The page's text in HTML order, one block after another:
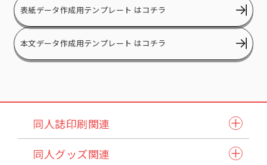
96
134,723
100
41,910 61,298 81,263 98,588 140,003
表紙データ作成用テンプレート はコチラ
本文データ作成用テンプレート はコチラ
同人誌印刷関連
同人誌セット
小説本セット
同人グッズ関連